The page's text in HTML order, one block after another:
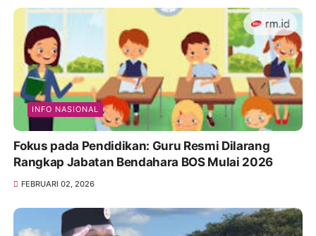
INFO NASIONAL
Fokus pada Pendidikan: Guru Resmi Dilarang
Rangkap Jabatan Bendahara BOS Mulai 2026
FEBRUARI 02, 2026